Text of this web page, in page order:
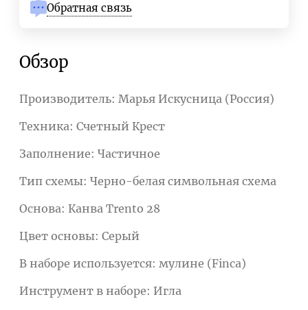
Обратная связь
Обзор
Производитель: Марья Искусница (Россия)
Техника: Счетный Крест
Заполнение: Частичное
Тип схемы: Черно-белая символьная схема
Основа: Канва Trento 28
Цвет основы: Серый
В наборе используется: мулине (Finca)
Инструмент в наборе: Игла